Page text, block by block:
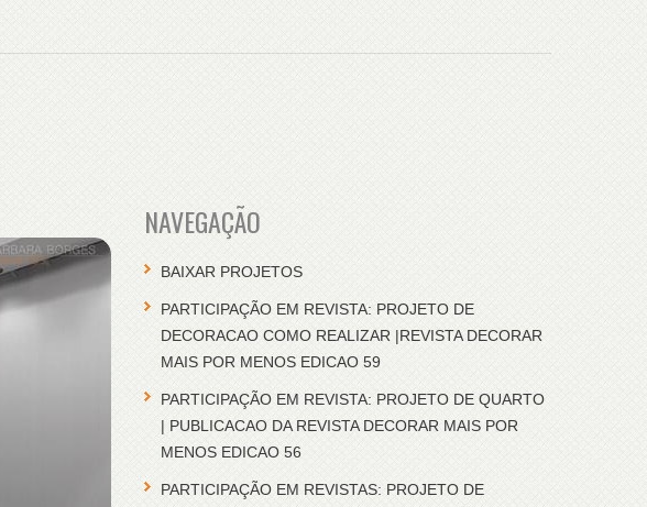
NAVEGAÇÃO
BAIXAR PROJETOS
PARTICIPAÇÃO EM REVISTA: PROJETO DE
DECORACAO COMO REALIZAR |REVISTA DECORAR
MAIS POR MENOS EDICAO 59
PARTICIPAÇÃO EM REVISTA: PROJETO DE QUARTO
| PUBLICACAO DA REVISTA DECORAR MAIS POR
MENOS EDICAO 56
PARTICIPAÇÃO EM REVISTAS: PROJETO DE